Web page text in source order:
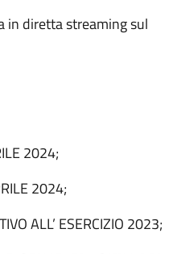
in diretta streaming sul
2024;
2024;
ALL’ ESERCIZIO 2023;